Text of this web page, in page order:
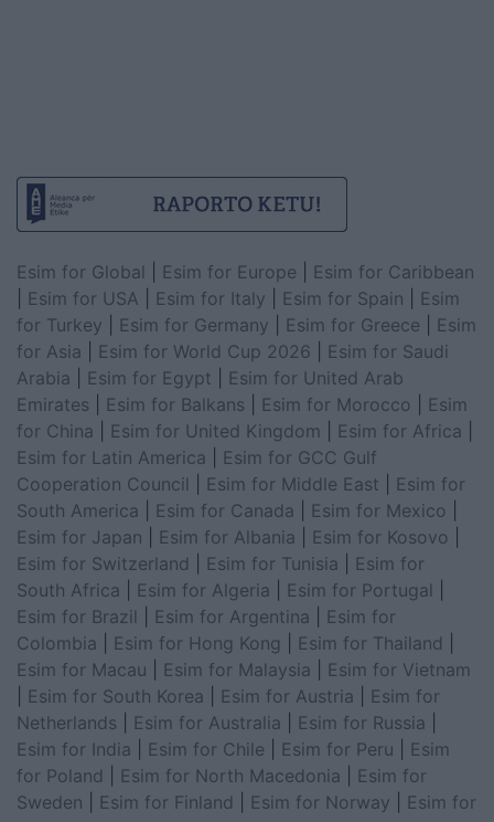
Esim for Global Esim for Europe
Esim for Caribbean
Esim for USA Esim for Italy Esim for Spain
Esim
for Turkey
Esim for Germany Esim for Greece
Esim
for Asia
Esim for World Cup 2026
Esim for Saudi
Arabia
Esim for Egypt
Esim for United Arab
Emirates
Esim for Balkans Esim for Morocco
Esim
for China
Esim for United Kingdom Esim for Africa
Esim for Latin America
Esim for GCC Gulf
Cooperation Council
Esim for Middle East
Esim for
South America
Esim for Canada Esim for Mexico
Esim for Japan
Esim for Albania Esim for Kosovo
Esim for Switzerland
Esim for Tunisia
Esim for
South Africa
Esim for Algeria Esim for Portugal
Esim for Brazil
Esim for Argentina
Esim for
Colombia
Esim for Hong Kong Esim for Thailand
Esim for Macau
Esim for Malaysia
Esim for Vietnam
Esim for South Korea Esim for Austria
Esim for
Netherlands
Esim for Australia Esim for Russia
Esim for India
Esim for Chile Esim for Peru
Esim
for Poland
Esim for North Macedonia
Esim for
Sweden
Esim for Finland Esim for Norway
Esim for